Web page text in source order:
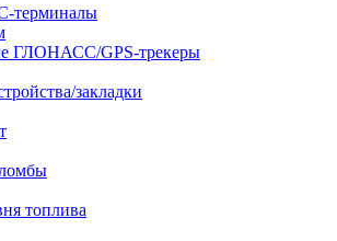
терминалы
ГЛОНАСС/GPS-трекеры
закладки
топлива